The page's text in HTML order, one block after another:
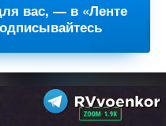
вас, — в «Ленте